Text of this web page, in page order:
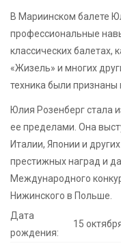
В Мариинском балете
профессиональные
классических балетах,
«Жизель» и многих
техника были признаны
Юлия Розенберг стала
ее пределами. Она
Италии, Японии и
престижных наград и
Международного
Нижинского в Польше.
Дата
рождения:
15